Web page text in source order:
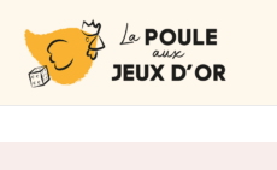
contenu